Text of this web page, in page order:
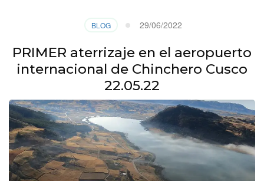
BLOG 29/06/2022
PRIMER aterrizaje en el aeropuerto
internacional de Chinchero Cusco
22.05.22